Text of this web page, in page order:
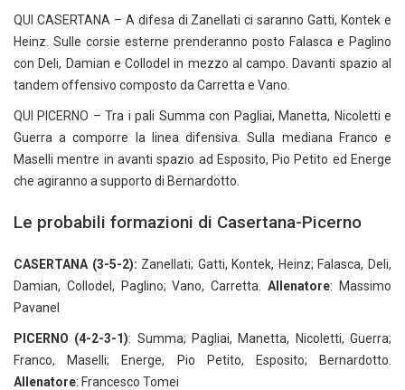
QUI CASERTANA – A difesa di Zanellati ci saranno Gatti, Kontek e
Heinz. Sulle corsie esterne prenderanno posto Falasca e Paglino
con Deli, Damian e Collodel in mezzo al campo. Davanti spazio al
tandem offensivo composto da Carretta e Vano.
QUI PICERNO – Tra i pali Summa con Pagliai, Manetta, Nicoletti e
Guerra a comporre la linea difensiva. Sulla mediana Franco e
Maselli mentre in avanti spazio ad Esposito, Pio Petito ed Energe
che agiranno a supporto di Bernardotto.
Le probabili formazioni di Casertana-Picerno
CASERTANA (3-5-2): Zanellati; Gatti, Kontek, Heinz; Falasca, Deli,
Damian, Collodel, Paglino; Vano, Carretta.Allenatore: Massimo
Pavanel
PICERNO (4-2-3-1): Summa; Pagliai, Manetta, Nicoletti, Guerra;
Franco, Maselli; Energe, Pio Petito, Esposito; Bernardotto.
Allenatore: Francesco Tomei